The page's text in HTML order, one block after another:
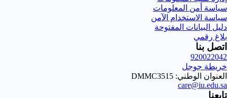
سياسة أمن المعلومات
سياسة الاستخدام الآمن
دليل البيانات المفتوحة
بلاغ رقمي
اتصل بنا
920022042
خريطة جوجل
العنوان الوطني: DMMC3515
care@iu.edu.sa
تابعنا